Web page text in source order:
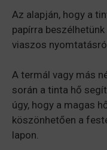
Az alapján, hogy a
papírra
viaszos
A termál vagy más
során a tinta hő
úgy, hogy a magas
köszönhetően a
lapon.